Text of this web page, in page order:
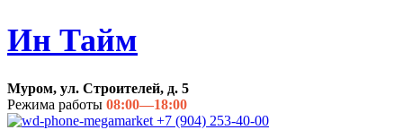
Ин Тайм
Муром, ул. Строителей, д. 5
Режима работы 08:00—18:00
+7 (904) 253-40-00